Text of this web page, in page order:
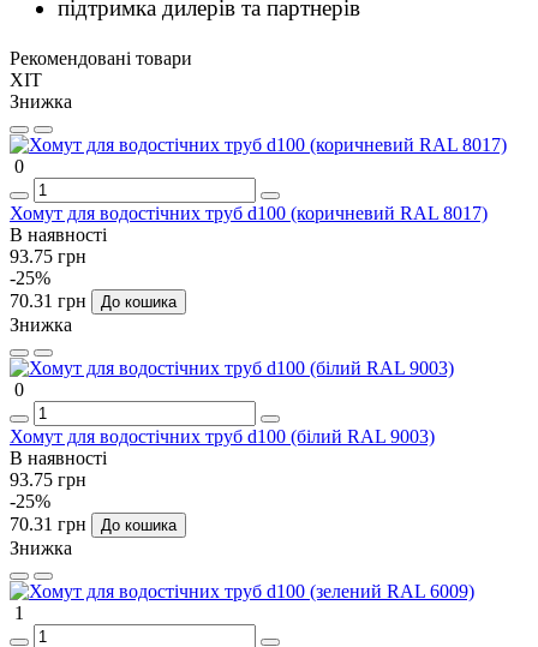
підтримка дилерів та партнерів
Рекомендовані товари
ХІТ
Знижка
0
Хомут для водостічних труб d100 (коричневий RAL 8017)
В наявності
93.75 грн
-25%
70.31 грн
До кошика
Знижка
0
Хомут для водостічних труб d100 (білий RAL 9003)
В наявності
93.75 грн
-25%
70.31 грн
До кошика
Знижка
1